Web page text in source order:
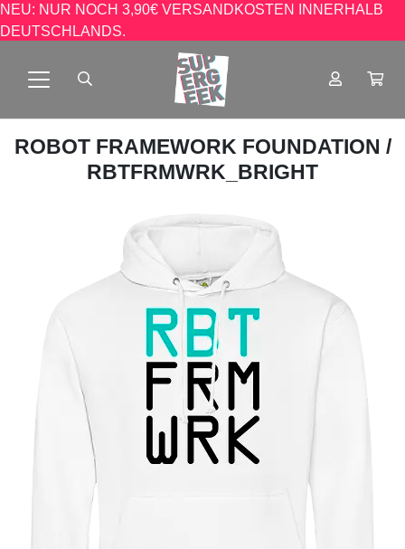
NEU: NUR NOCH 3,90€ VERSANDKOSTEN INNERHALB
DEUTSCHLANDS.
ROBOT FRAMEWORK FOUNDATION /
RBTFRMWRK_BRIGHT